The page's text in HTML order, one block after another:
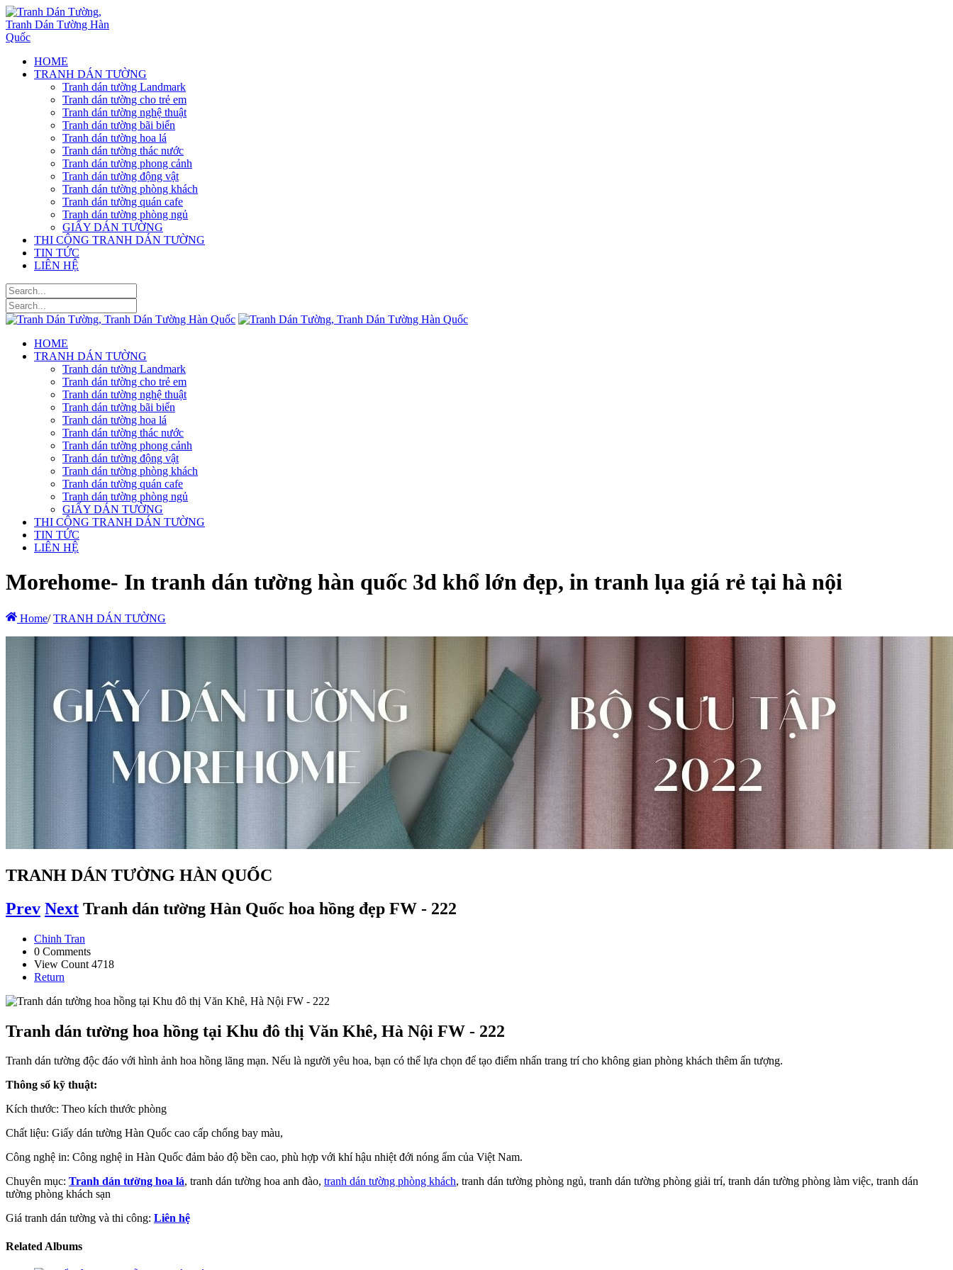
HOME
TRANH DÁN TƯỜNG
Tranh dán tường Landmark
Tranh dán tường cho trẻ em
Tranh dán tường nghệ thuật
Tranh dán tường bãi biển
Tranh dán tường hoa lá
Tranh dán tường thác nước
Tranh dán tường phong cảnh
Tranh dán tường động vật
Tranh dán tường phòng khách
Tranh dán tường quán cafe
Tranh dán tường phòng ngủ
GIẤY DÁN TƯỜNG
THI CÔNG TRANH DÁN TƯỜNG
TIN TỨC
LIÊN HỆ
HOME
TRANH DÁN TƯỜNG
Tranh dán tường Landmark
Tranh dán tường cho trẻ em
Tranh dán tường nghệ thuật
Tranh dán tường bãi biển
Tranh dán tường hoa lá
Tranh dán tường thác nước
Tranh dán tường phong cảnh
Tranh dán tường động vật
Tranh dán tường phòng khách
Tranh dán tường quán cafe
Tranh dán tường phòng ngủ
GIẤY DÁN TƯỜNG
THI CÔNG TRANH DÁN TƯỜNG
TIN TỨC
LIÊN HỆ
Morehome- In tranh dán tường hàn quốc 3d khổ lớn đẹp, in tranh lụa giá rẻ tại hà nội
Home/ TRANH DÁN TƯỜNG
TRANH DÁN TƯỜNG HÀN QUỐC
Prev Next Tranh dán tường Hàn Quốc hoa hồng đẹp FW - 222
Chinh Tran
0 Comments
View Count 4718
Return
Tranh dán tường hoa hồng tại Khu đô thị Văn Khê, Hà Nội FW - 222
Tranh dán tường độc đáo với hình ảnh hoa hồng lãng mạn. Nếu là người yêu hoa, bạn có thể lựa chọn để tạo điểm nhấn trang trí cho không gian phòng khách thêm ấn tượng.
Thông số kỹ thuật:
Kích thước: Theo kích thước phòng
Chất liệu: Giấy dán tường Hàn Quốc cao cấp chống bay màu,
Công nghệ in: Công nghệ in Hàn Quốc đảm bảo độ bền cao, phù hợp với khí hậu nhiệt đới nóng ẩm của Việt Nam.
Chuyên mục: Tranh dán tường hoa lá, tranh dán tường hoa anh đào, tranh dán tường phòng khách, tranh dán tường phòng ngủ, tranh dán tường phòng giải trí, tranh dán tường phòng làm việc, tranh dán
tường phòng khách sạn
Giá tranh dán tường và thi công: Liên hệ
Related Albums